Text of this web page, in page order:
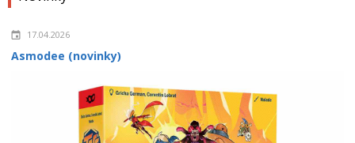
17.04.2026
Asmodee (novinky)